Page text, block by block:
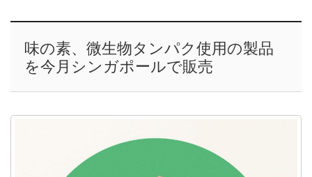
味の素、微生物タンパク使用の製品
を今月シンガポールで販売